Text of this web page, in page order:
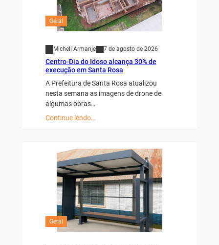
Geral
Micheli Armanje 7 de agosto de 2026
Centro-Dia do Idoso alcança 30% de
execução em Santa Rosa
A Prefeitura de Santa Rosa atualizou
nesta semana as imagens de drone de
algumas obras…
Continue lendo…
Geral